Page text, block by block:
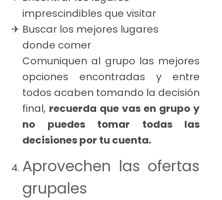
imprescindibles que visitar
Buscar los mejores lugares
donde comer
Comuniquen al grupo las mejores
opciones encontradas y entre
todos acaben tomando la decisión
final, recuerda que vas en grupo y
no puedes tomar todas las
decisiones por tu cuenta.
Aprovechen las ofertas
grupales